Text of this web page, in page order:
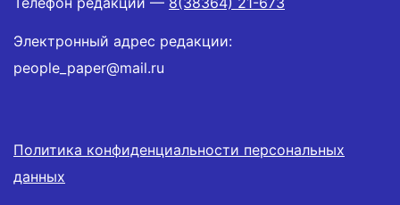
Электронный адрес редакции:
people_paper@mail.ru
Политика конфиденциальности персональных
данных